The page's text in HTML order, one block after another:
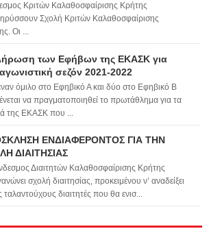
Κριτών Καλαθοσφαίρισης Κρήτης
Σχολή Κριτών Καλαθοσφαίρισης
Οι ...
των Εφήβων της ΕΚΑΣΚ για
σεζόν 2021-2022
όμιλο στο Εφηβικό Α και δύο στο Εφηβικό Β
να πραγματοποιηθεί το πρωτάθλημα για τα
της ΕΚΑΣΚ που ...
ΕΝΔΙΑΦΕΡΟΝΤΟΣ ΓΙΑ ΤΗΝ
ΔΙΑΙΤΗΣΙΑΣ
Διαιτητών Καλαθοσφαίρισης Κρήτης
σχολή διαιτησίας, προκειμένου ν’ αναδείξει
ταλαντούχους διαιτητές που θα ενισ...